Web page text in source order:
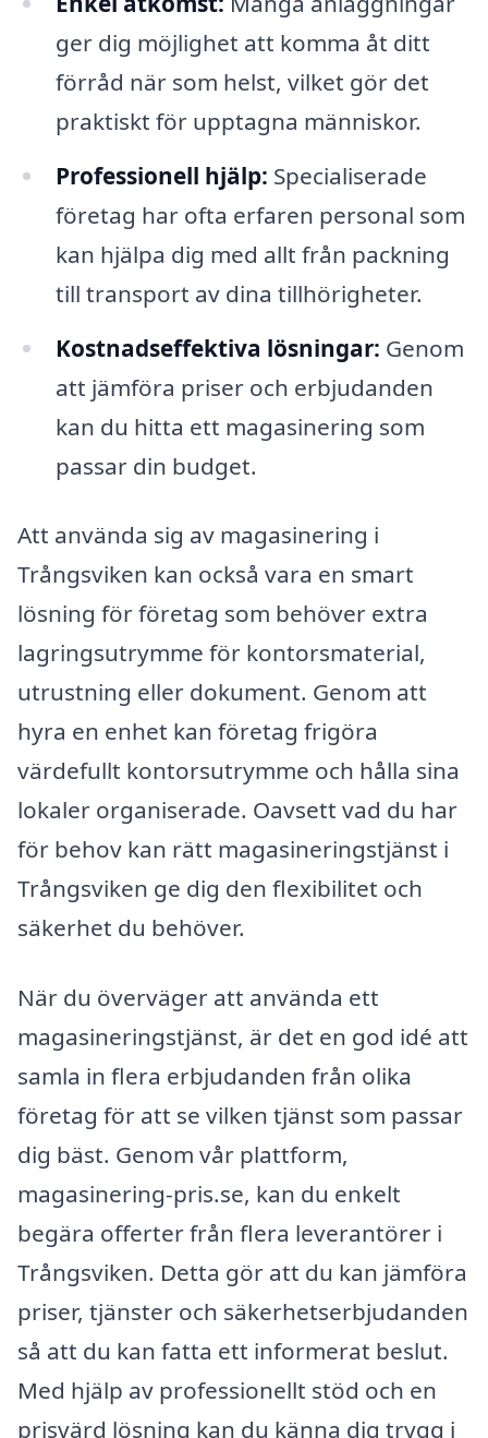
ger dig möjlighet att komma åt ditt
förråd när som helst, vilket gör det
praktiskt för upptagna människor.
Professionell hjälp: Specialiserade
företag har ofta erfaren personal som
kan hjälpa dig med allt från packning
till transport av dina tillhörigheter.
Kostnadseffektiva lösningar: Genom
att jämföra priser och erbjudanden
kan du hitta ett magasinering som
passar din budget.
Att använda sig av magasinering i
Trångsviken kan också vara en smart
lösning för företag som behöver extra
lagringsutrymme för kontorsmaterial,
utrustning eller dokument. Genom att
hyra en enhet kan företag frigöra
värdefullt kontorsutrymme och hålla sina
lokaler organiserade. Oavsett vad du har
för behov kan rätt magasineringstjänst i
Trångsviken ge dig den flexibilitet och
säkerhet du behöver.
När du överväger att använda ett
magasineringstjänst, är det en god idé att
samla in flera erbjudanden från olika
företag för att se vilken tjänst som passar
dig bäst. Genom vår plattform,
magasinering-pris.se, kan du enkelt
begära offerter från flera leverantörer i
Trångsviken. Detta gör att du kan jämföra
priser, tjänster och säkerhetserbjudanden
så att du kan fatta ett informerat beslut.
Med hjälp av professionellt stöd och en
prisvärd lösning kan du känna dig trygg i